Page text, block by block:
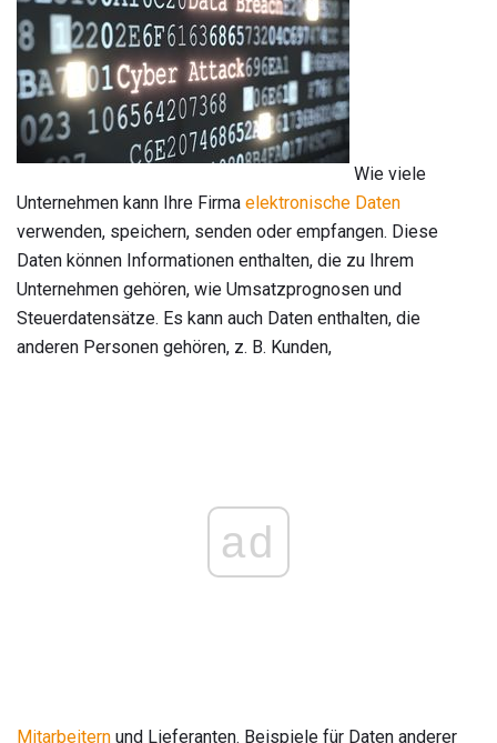
Wie viele
Unternehmen kann Ihre Firma elektronische Daten
verwenden, speichern, senden oder empfangen. Diese
Daten können Informationen enthalten, die zu Ihrem
Unternehmen gehören, wie Umsatzprognosen und
Steuerdatensätze. Es kann auch Daten enthalten, die
anderen Personen gehören, z. B. Kunden,
ad
Mitarbeitern und Lieferanten. Beispiele für Daten anderer